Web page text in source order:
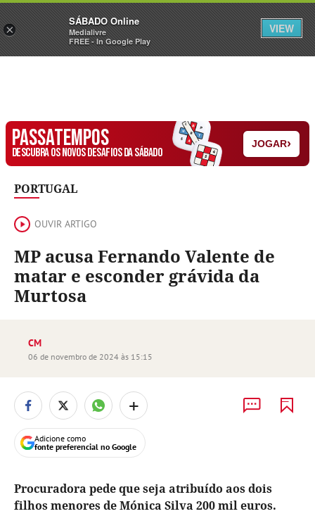
Sábado Assine Iniciar Sessão
PASSATEMPOS
DESCUBRA OS NOVOS DESAFIOS DA SÁBADO
JOGAR›
PORTUGAL
OUVIR ARTIGO
MP acusa Fernando Valente de
matar e esconder grávida da
Murtosa
CM
06 de novembro de 2024 às 15:15
+
Adicione como
fonte preferencial no Google
Procuradora pede que seja atribuído aos dois
filhos menores de Mónica Silva 200 mil euros.
×
SÁBADO Online
Medialivre
FREE - In Google Play
VIEW